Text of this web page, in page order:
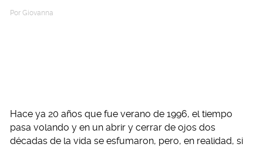
Por Giovanna
Hace ya 20 años que fue verano de 1996, el tiempo
pasa volando y en un abrir y cerrar de ojos dos
décadas de la vida se esfumaron, pero, en realidad, si